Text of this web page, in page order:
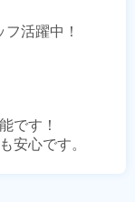
活躍中！
です！
安心です。